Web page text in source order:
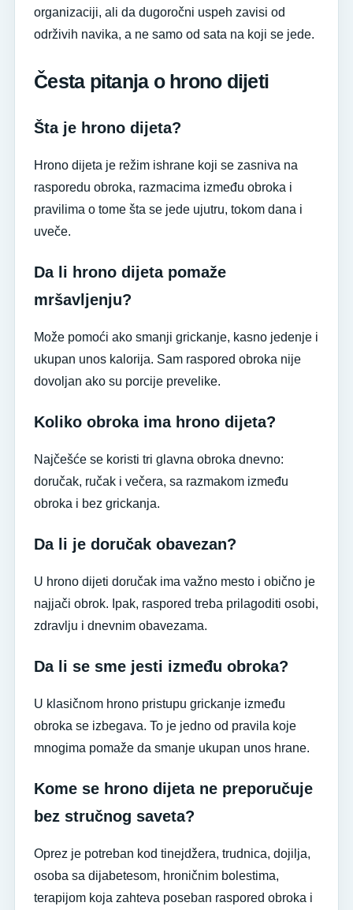
organizaciji, ali da dugoročni uspeh zavisi od
održivih navika, a ne samo od sata na koji se jede.
Česta pitanja o hrono dijeti
Šta je hrono dijeta?
Hrono dijeta je režim ishrane koji se zasniva na
rasporedu obroka, razmacima između obroka i
pravilima o tome šta se jede ujutru, tokom dana i
uveče.
Da li hrono dijeta pomaže
mršavljenju?
Može pomoći ako smanji grickanje, kasno jedenje i
ukupan unos kalorija. Sam raspored obroka nije
dovoljan ako su porcije prevelike.
Koliko obroka ima hrono dijeta?
Najčešće se koristi tri glavna obroka dnevno:
doručak, ručak i večera, sa razmakom između
obroka i bez grickanja.
Da li je doručak obavezan?
U hrono dijeti doručak ima važno mesto i obično je
najjači obrok. Ipak, raspored treba prilagoditi osobi,
zdravlju i dnevnim obavezama.
Da li se sme jesti između obroka?
U klasičnom hrono pristupu grickanje između
obroka se izbegava. To je jedno od pravila koje
mnogima pomaže da smanje ukupan unos hrane.
Kome se hrono dijeta ne preporučuje
bez stručnog saveta?
Oprez je potreban kod tinejdžera, trudnica, dojilja,
osoba sa dijabetesom, hroničnim bolestima,
terapijom koja zahteva poseban raspored obroka i